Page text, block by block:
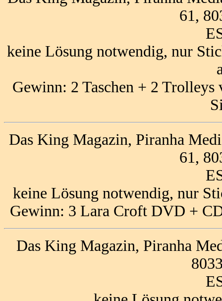
61,
keine Lösung notwendig, nur
Gewinn: 2 Taschen + 2
Das King Magazin, Piranha
61,
keine Lösung notwendig, nur
Gewinn: 3 Lara Croft DVD +
Das King Magazin, Piranha